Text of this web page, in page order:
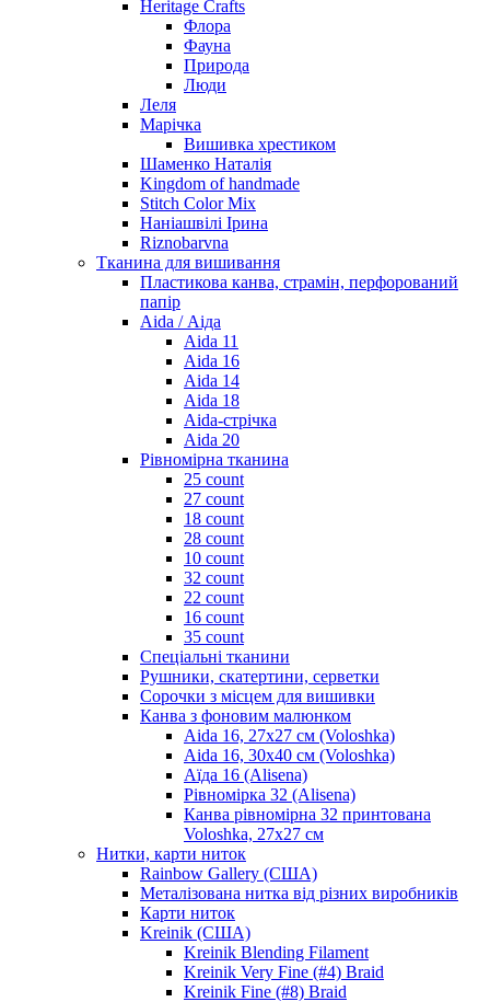
Heritage Crafts
Флора
Фауна
Природа
Люди
Леля
Марічка
Вишивка хрестиком
Шаменко Наталія
Kingdom of handmade
Stitch Color Mix
Наніашвілі Ірина
Riznobarvna
Тканина для вишивання
Пластикова канва, страмін, перфорований
папір
Aida / Аіда
Aida 11
Aida 16
Aida 14
Aida 18
Aida-стрічка
Aida 20
Рівномірна тканина
25 count
27 count
18 count
28 count
10 count
32 count
22 count
16 count
35 count
Спеціальні тканини
Рушники, скатертини, серветки
Сорочки з місцем для вишивки
Канва з фоновим малюнком
Aida 16, 27х27 см (Voloshka)
Aida 16, 30х40 см (Voloshka)
Аїда 16 (Alisena)
Рівномірка 32 (Alisena)
Канва рівномірна 32 принтована
Voloshka, 27х27 см
Нитки, карти ниток
Rainbow Gallery (США)
Металізована нитка від різних виробників
Карти ниток
Kreinik (США)
Kreinik Blending Filament
Kreinik Very Fine (#4) Braid
Kreinik Fine (#8) Braid